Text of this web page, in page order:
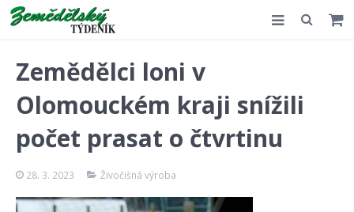
E-shop
Kontakt
Zemědělci loni v
Olomouckém kraji snížili
počet prasat o čtvrtinu
28. 3. 2023 Živočišná výroba